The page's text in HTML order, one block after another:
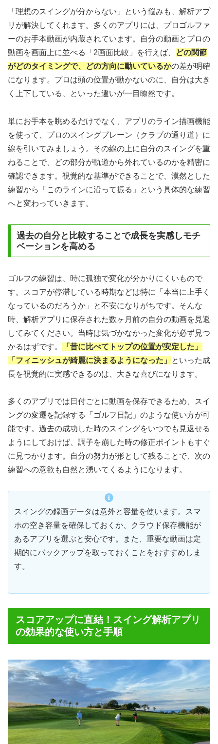
「理想のスイングが分からない」という悩みも、解析アプ
リが解決してくれます。多くのアプリには、プロゴルファ
ーのお手本動画が内蔵されています。自分の動画とプロの
動画を画面上に並べる「2画面比較」を行えば、
どの関節
がどのタイミングで、どの方向に動いているかの差が明確
になります。プロは頭の位置が動かないのに、自分は大き
く上下している、といった違いが一目瞭然です。
単にお手本を眺めるだけでなく、アプリのライン描画機能
を使って、プロのスイングプレーン（クラブの通り道）に
線を引いてみましょう。その線の上に自分のスイングを重
ねることで、どの部分が軌道から外れているのかを精密に
確認できます。視覚的な基準ができることで、漠然とした
練習から「このラインに沿って振る」という具体的な練習
へと変わっていきます。
過去の自分と比較することで成長を実感しモチ
ベーションを高める
ゴルフの練習は、時に孤独で変化が分かりにくいもので
す。スコアが停滞している時期などは特に「本当に上手く
なっているのだろうか」と不安になりがちです。そんな
時、解析アプリに保存された数ヶ月前の自分の動画を見返
してみてください。当時は気づかなかった変化が必ず見つ
かるはずです。
「昔に比べてトップの位置が安定した」
「フィニッシュが綺麗に決まるようになった」
といった成
長を視覚的に実感できるのは、大きな喜びになります。
多くのアプリでは日付ごとに動画を保存できるため、スイ
ングの変遷を記録する「ゴルフ日記」のような使い方が可
能です。過去の成功した時のスイングをいつでも見返せる
ようにしておけば、調子を崩した時の修正ポイントもすぐ
に見つかります。自分の努力が形として残ることで、次の
練習への意欲も自然と湧いてくるようになります。
スイングの録画データは意外と容量を使います。スマ
ホの空き容量を確保しておくか、クラウド保存機能が
あるアプリを選ぶと安心です。また、重要な動画は定
期的にバックアップを取っておくことをおすすめしま
す。
スコアアップに直結！スイング解析アプリ
の効果的な使い方と手順